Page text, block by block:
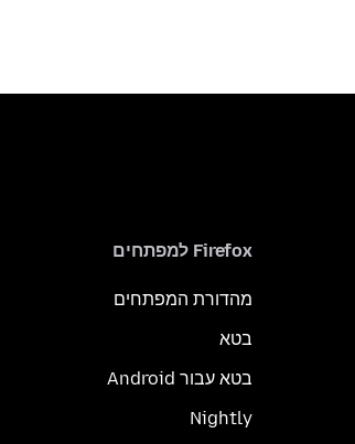
Firefox למפתחים
מהדורת המפתחים
בטא
בטא עבור Android
Nightly